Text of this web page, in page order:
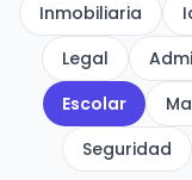
Inmobiliaria
Legal
Escolar
Seguridad